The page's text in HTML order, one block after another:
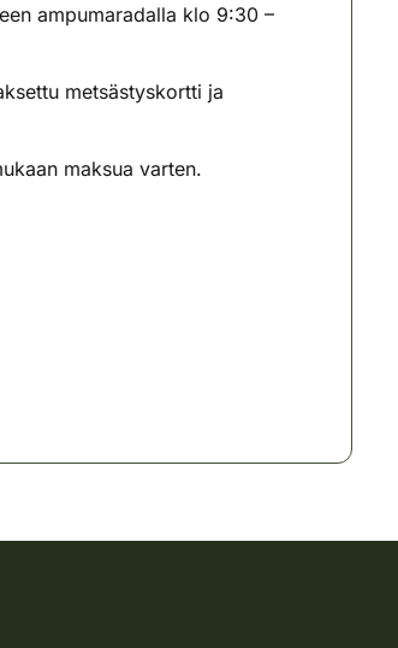
ampumaradalla klo 9:30 –
metsästyskortti ja
maksua varten.